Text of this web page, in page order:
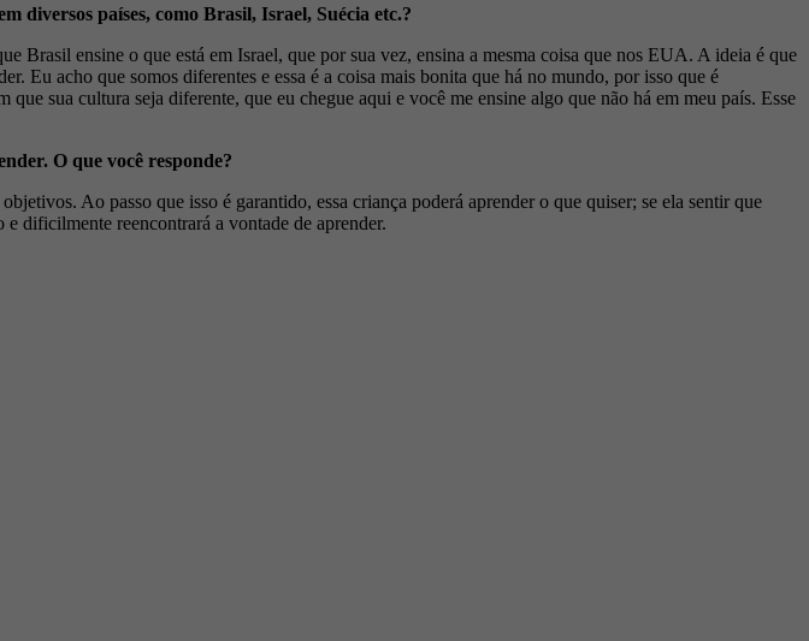
diversos países, como Brasil, Israel, Suécia etc.?
Brasil ensine o que está em Israel, que por sua vez, ensina a mesma coisa que nos EUA. A ideia é que
Eu acho que somos diferentes e essa é a coisa mais bonita que há no mundo, por isso que é
sua cultura seja diferente, que eu chegue aqui e você me ensine algo que não há em meu país. Esse
O que você responde?
Ao passo que isso é garantido, essa criança poderá aprender o que quiser; se ela sentir que
e dificilmente reencontrará a vontade de aprender.